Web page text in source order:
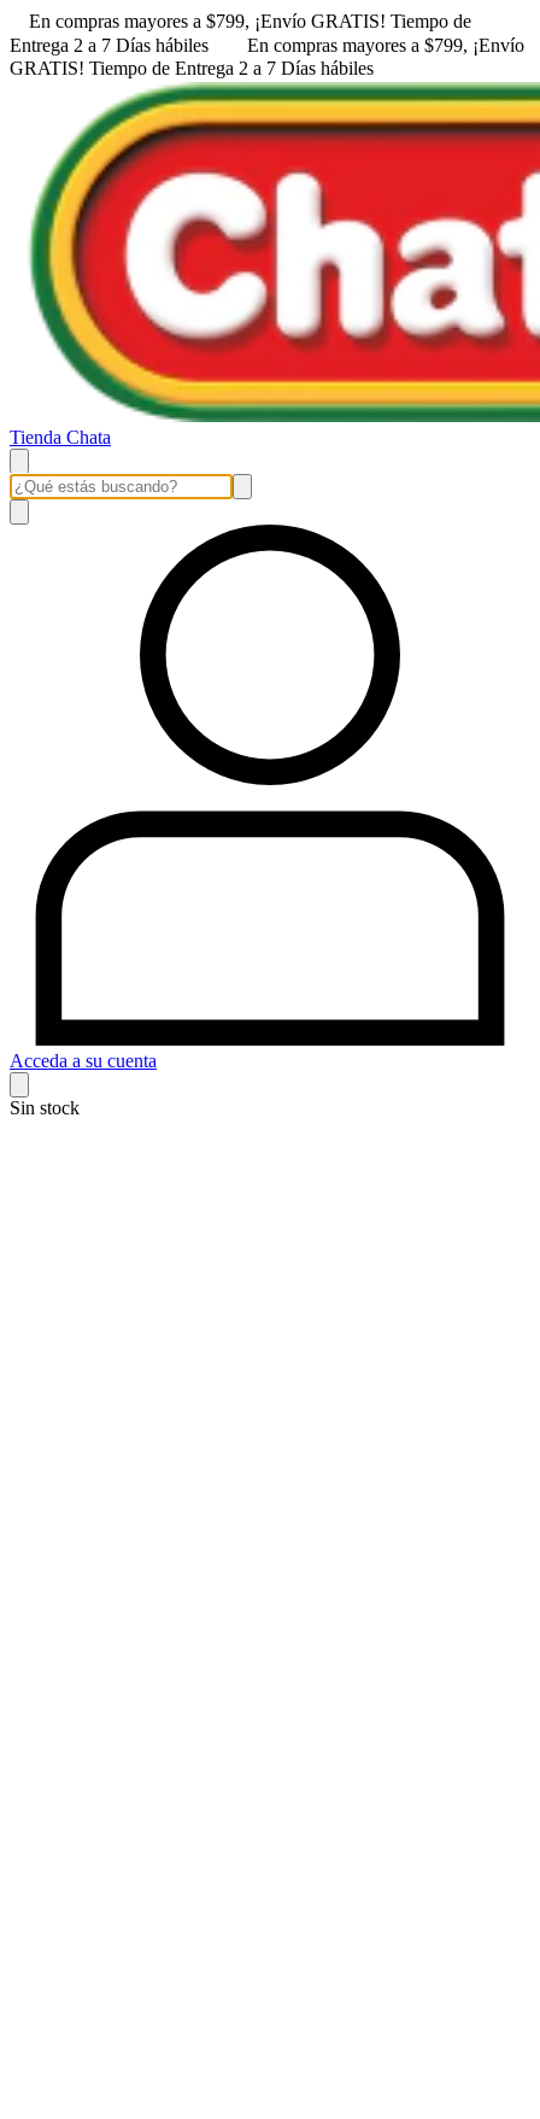
En compras mayores a $799, ¡Envío GRATIS! ㅤㅤTiempo de
Entrega 2 a 7 Días hábiles
En compras mayores a $799, ¡Envío
GRATIS! ㅤㅤTiempo de Entrega 2 a 7 Días hábiles
Tienda Chata
Acceda a su cuenta
Sin stock